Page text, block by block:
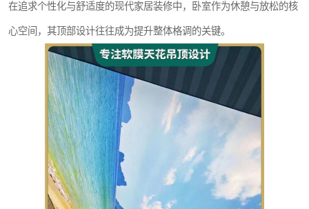
在追求个性化与舒适度的现代家居装修中，卧室作为休憩与放松的核
心空间，其顶部设计往往成为提升整体格调的关键。